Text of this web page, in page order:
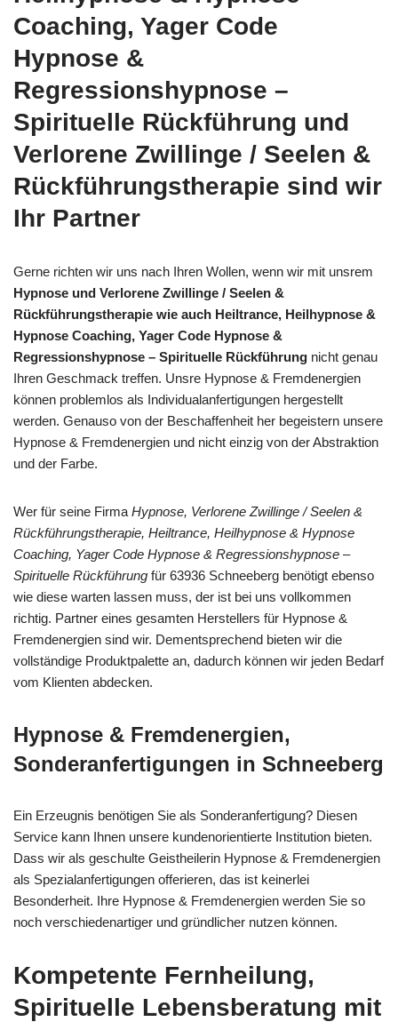
Coaching, Yager Code
Hypnose &
Regressionshypnose –
Spirituelle Rückführung und
Verlorene Zwillinge / Seelen &
Rückführungstherapie sind wir
Ihr Partner
Gerne richten wir uns nach Ihren Wollen, wenn wir mit unsrem
Hypnose und Verlorene Zwillinge / Seelen &
Rückführungstherapie wie auch Heiltrance, Heilhypnose &
Hypnose Coaching, Yager Code Hypnose &
Regressionshypnose – Spirituelle Rückführung nicht genau
Ihren Geschmack treffen. Unsre Hypnose & Fremdenergien
können problemlos als Individualanfertigungen hergestellt
werden. Genauso von der Beschaffenheit her begeistern unsere
Hypnose & Fremdenergien und nicht einzig von der Abstraktion
und der Farbe.
Wer für seine Firma Hypnose, Verlorene Zwillinge / Seelen &
Rückführungstherapie, Heiltrance, Heilhypnose & Hypnose
Coaching, Yager Code Hypnose & Regressionshypnose –
Spirituelle Rückführung für 63936 Schneeberg benötigt ebenso
wie diese warten lassen muss, der ist bei uns vollkommen
richtig. Partner eines gesamten Herstellers für Hypnose &
Fremdenergien sind wir. Dementsprechend bieten wir die
vollständige Produktpalette an, dadurch können wir jeden Bedarf
vom Klienten abdecken.
Hypnose & Fremdenergien,
Sonderanfertigungen in Schneeberg
Ein Erzeugnis benötigen Sie als Sonderanfertigung? Diesen
Service kann Ihnen unsere kundenorientierte Institution bieten.
Dass wir als geschulte Geistheilerin Hypnose & Fremdenergien
als Spezialanfertigungen offerieren, das ist keinerlei
Besonderheit. Ihre Hypnose & Fremdenergien werden Sie so
noch verschiedenartiger und gründlicher nutzen können.
Kompetente Fernheilung,
Spirituelle Lebensberatung mit